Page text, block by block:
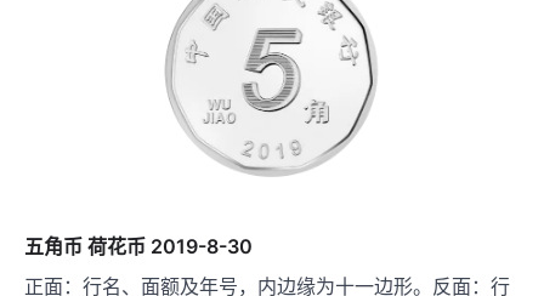
五角币 荷花币 2019-8-30
正面：行名、面额及年号，内边缘为十一边形。反面：行